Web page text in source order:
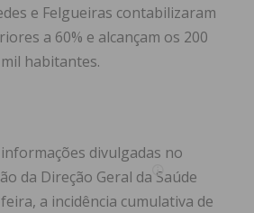
e Felgueiras contabilizaram
a 60% e alcançam os 200
habitantes.
divulgadas no
da Direção Geral da Saúde
a incidência cumulativa de